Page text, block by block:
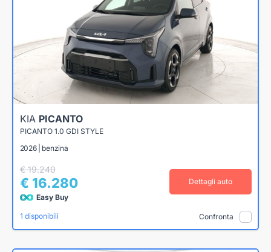
KIA PICANTO
PICANTO 1.0 GDI STYLE
2026 | benzina
€ 19.240
€ 16.280
Easy Buy
Dettagli auto
1 disponibili Confronta